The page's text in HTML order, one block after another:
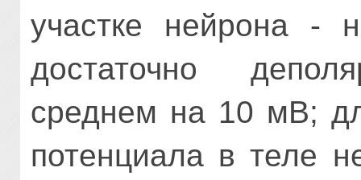
участке нейрона -
достаточно
среднем на 10 мВ;
потенциала в теле